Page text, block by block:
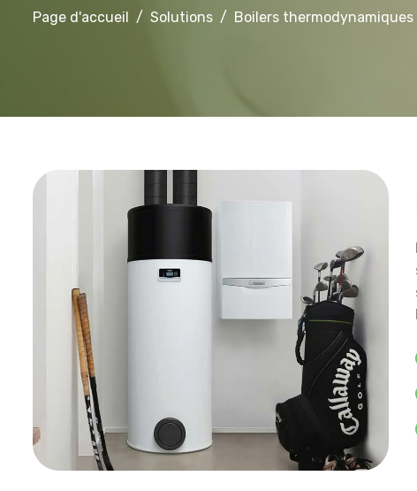
Page d'accueil Solutions Boilers thermodynamiques